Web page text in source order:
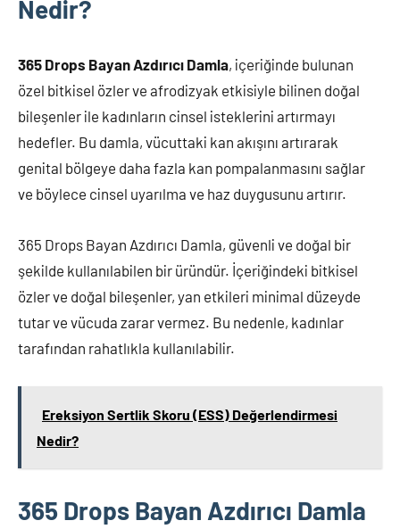
Nedir?
365 Drops Bayan Azdırıcı Damla, içeriğinde bulunan
özel bitkisel özler ve afrodizyak etkisiyle bilinen doğal
bileşenler ile kadınların cinsel isteklerini artırmayı
hedefler. Bu damla, vücuttaki kan akışını artırarak
genital bölgeye daha fazla kan pompalanmasını sağlar
ve böylece cinsel uyarılma ve haz duygusunu artırır.
365 Drops Bayan Azdırıcı Damla, güvenli ve doğal bir
şekilde kullanılabilen bir üründür. İçeriğindeki bitkisel
özler ve doğal bileşenler, yan etkileri minimal düzeyde
tutar ve vücuda zarar vermez. Bu nedenle, kadınlar
tarafından rahatlıkla kullanılabilir.
Ereksiyon Sertlik Skoru (ESS) Değerlendirmesi
Nedir?
365 Drops Bayan Azdırıcı Damla